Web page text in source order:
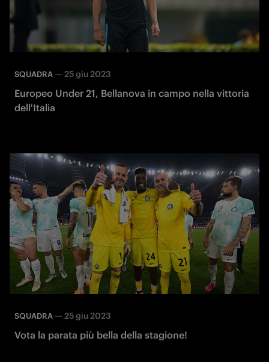
SQUADRA — 25 giu 2023
Europeo Under 21, Bellanova in campo nella vittoria
dell'Italia
SQUADRA — 25 giu 2023
Vota la parata più bella della stagione!